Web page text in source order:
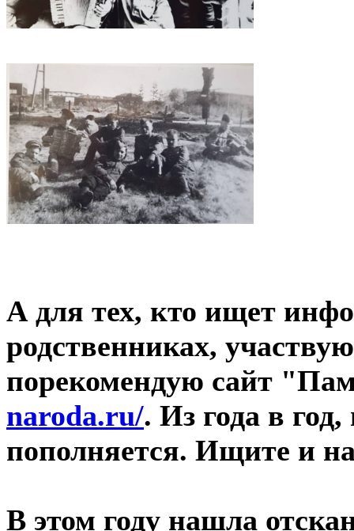
А для тех, кто ищет
родственниках,
порекомендую сайт
naroda.ru/. Из года в
пополняется. Ищите и
В этом году нашла